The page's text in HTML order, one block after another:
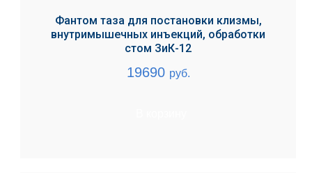
Фантом таза для постановки клизмы,
внутримышечных инъекций, обработки
стом ЗиК-12
19690 руб.